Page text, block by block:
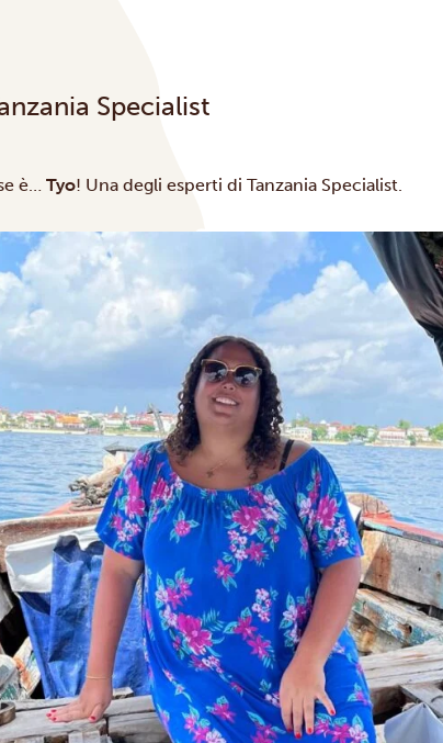
Specialist
è… Tyo! Una degli esperti di Tanzania Specialist.